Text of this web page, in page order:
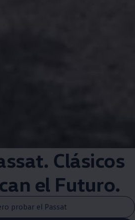
Clásicos
el Futuro.
probar el Passat